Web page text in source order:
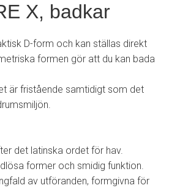
X, badkar
D-form och kan ställas direkt
formen gör att du kan bada
är fristående samtidigt som det
det latinska ordet för hav.
former och smidig funktion.
av utföranden, formgivna för